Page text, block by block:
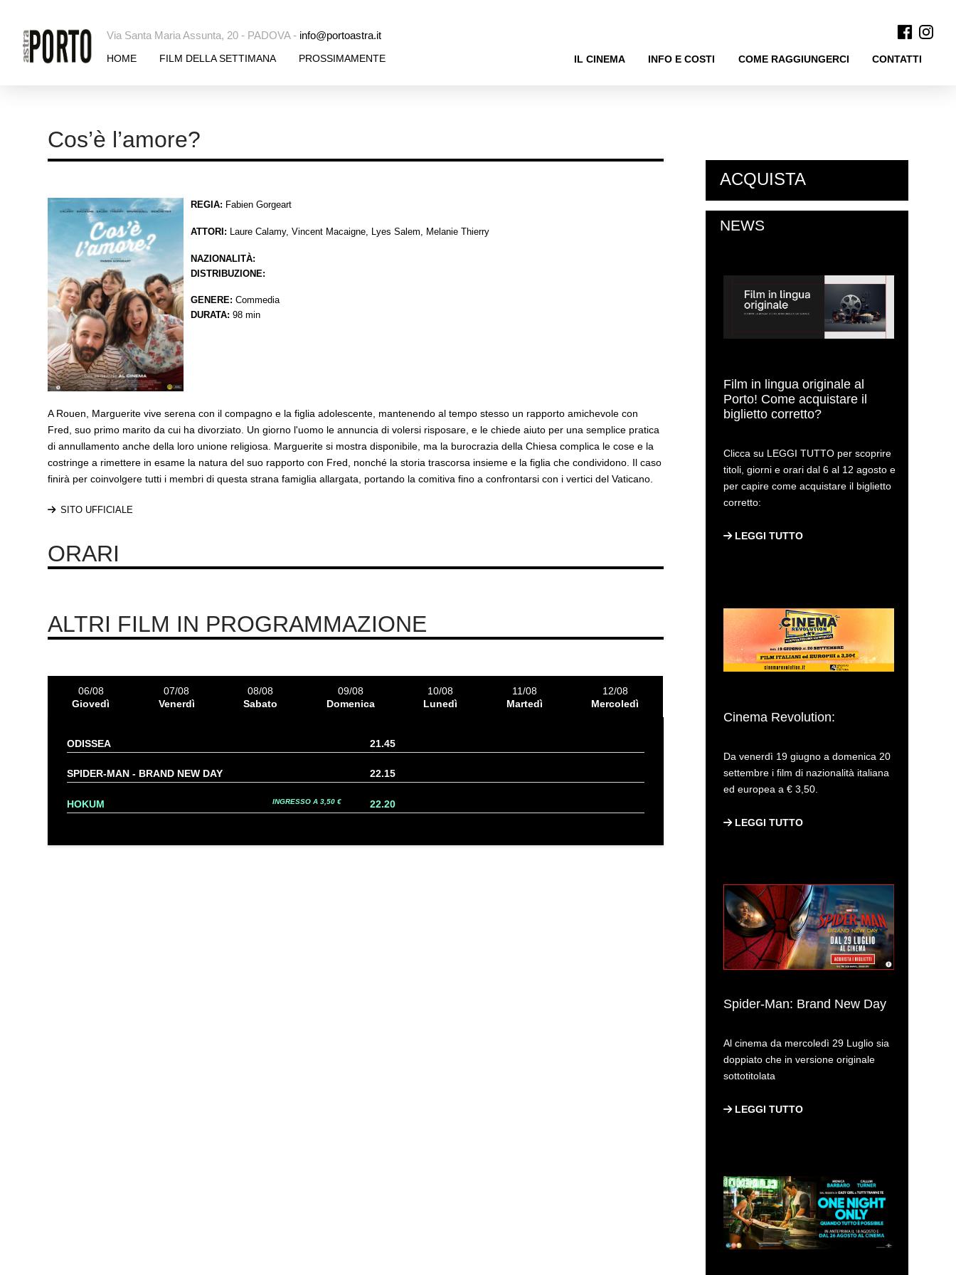
Via Santa Maria Assunta, 20 - PADOVA - info@portoastra.it
HOME FILM DELLA SETTIMANA PROSSIMAMENTE IL CINEMA INFO E COSTI COME RAGGIUNGERCI CONTATTI
Cos’è l’amore?
REGIA: Fabien Gorgeart
ATTORI: Laure Calamy, Vincent Macaigne, Lyes Salem, Melanie Thierry
NAZIONALITÀ:
DISTRIBUZIONE:
GENERE: Commedia
DURATA: 98 min
A Rouen, Marguerite vive serena con il compagno e la figlia adolescente, mantenendo al tempo stesso un rapporto amichevole con
Fred, suo primo marito da cui ha divorziato. Un giorno l'uomo le annuncia di volersi risposare, e le chiede aiuto per una semplice pratica
di annullamento anche della loro unione religiosa. Marguerite si mostra disponibile, ma la burocrazia della Chiesa complica le cose e la
costringe a rimettere in esame la natura del suo rapporto con Fred, nonché la storia trascorsa insieme e la figlia che condividono. Il caso
finirà per coinvolgere tutti i membri di questa strana famiglia allargata, portando la comitiva fino a confrontarsi con i vertici del Vaticano.
SITO UFFICIALE
ORARI
ALTRI FILM IN PROGRAMMAZIONE
06/08
Giovedì
07/08
Venerdì
08/08
Sabato
09/08
Domenica
10/08
Lunedì
11/08
Martedì
12/08
Mercoledì
ODISSEA 21.45
SPIDER-MAN - BRAND NEW DAY 22.15
HOKUM INGRESSO A 3,50 € 22.20
ACQUISTA
NEWS
Film in lingua originale al
Porto! Come acquistare il
biglietto corretto?
Clicca su LEGGI TUTTO per scoprire
titoli, giorni e orari dal 6 al 12 agosto e
per capire come acquistare il biglietto
corretto:
LEGGI TUTTO
Cinema Revolution:
Da venerdì 19 giugno a domenica 20
settembre i film di nazionalità italiana
ed europea a € 3,50.
LEGGI TUTTO
Spider-Man: Brand New Day
Al cinema da mercoledì 29 Luglio sia
doppiato che in versione originale
sottotitolata
LEGGI TUTTO